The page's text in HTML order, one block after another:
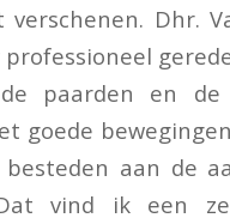
Dhr.
paarden en de
goede
aan de
vind ik een